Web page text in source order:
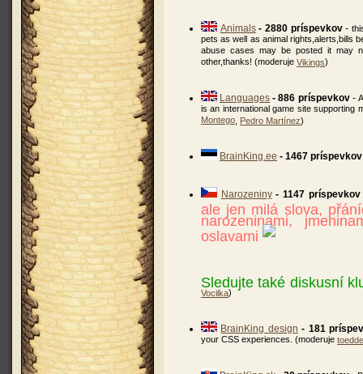
Animals - 2880 príspevkov-
pets as well as animal rights,alerts,bills
abuse cases may be posted it may
other,thanks! (moderuje Vikings)
Languages - 886 príspevkov-
is an international game site supporting
Montego
Pedro Martínez)
BrainKing.ee - 1467 príspevkov
Narozeniny - 1147 príspevkov
ale jen milá slova,
narozeninami,
oslavami
Sledujte také diskusní
Vocilka)
BrainKing design - 181
your CSS experiences. (moderuje